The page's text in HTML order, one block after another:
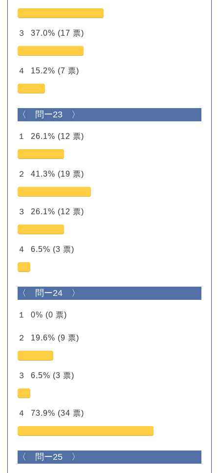
３ 37.0% (17 票)
４ 15.2% (7 票)
〈 問ー23 〉
１ 26.1% (12 票)
２ 41.3% (19 票)
３ 26.1% (12 票)
４ 6.5% (3 票)
〈 問ー24 〉
１ 0% (0 票)
２ 19.6% (9 票)
３ 6.5% (3 票)
４ 73.9% (34 票)
〈 問ー25 〉